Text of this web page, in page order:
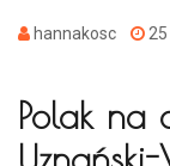
hannakosc
Polak na